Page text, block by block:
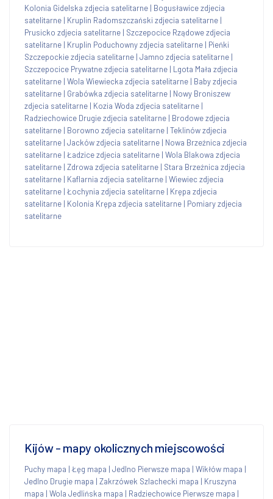
Kolonia Gidelska zdjecia satelitarne | Bogusławice zdjecia
satelitarne | Kruplin Radomszczański zdjecia satelitarne |
Prusicko zdjecia satelitarne | Szczepocice Rządowe zdjecia
satelitarne | Kruplin Poduchowny zdjecia satelitarne | Pieńki
Szczepockie zdjecia satelitarne | Jamno zdjecia satelitarne |
Szczepocice Prywatne zdjecia satelitarne | Lgota Mała zdjecia
satelitarne | Wola Wiewiecka zdjecia satelitarne | Baby zdjecia
satelitarne | Grabówka zdjecia satelitarne | Nowy Broniszew
zdjecia satelitarne | Kozia Woda zdjecia satelitarne |
Radziechowice Drugie zdjecia satelitarne | Brodowe zdjecia
satelitarne | Borowno zdjecia satelitarne | Teklinów zdjecia
satelitarne | Jacków zdjecia satelitarne | Nowa Brzeźnica zdjecia
satelitarne | Ładzice zdjecia satelitarne | Wola Blakowa zdjecia
satelitarne | Zdrowa zdjecia satelitarne | Stara Brzeźnica zdjecia
satelitarne | Kaflarnia zdjecia satelitarne | Wiewiec zdjecia
satelitarne | Łochynia zdjecia satelitarne | Krępa zdjecia
satelitarne | Kolonia Krępa zdjecia satelitarne | Pomiary zdjecia
satelitarne
Kijów - mapy okolicznych miejscowości
Puchy mapa | Łęg mapa | Jedlno Pierwsze mapa | Wikłów mapa |
Jedlno Drugie mapa | Zakrzówek Szlachecki mapa | Kruszyna
mapa | Wola Jedlińska mapa | Radziechowice Pierwsze mapa |